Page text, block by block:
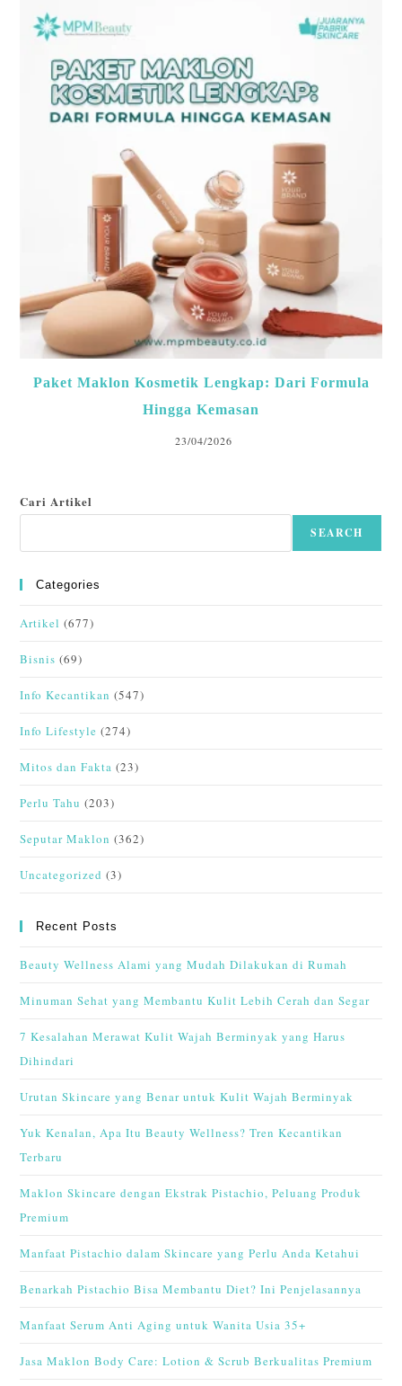
Paket Maklon Kosmetik Lengkap: Dari Formula
Hingga Kemasan
23/04/2026
Cari Artikel
SEARCH
Categories
Artikel (677)
Bisnis (69)
Info Kecantikan (547)
Info Lifestyle (274)
Mitos dan Fakta (23)
Perlu Tahu (203)
Seputar Maklon (362)
Uncategorized (3)
Recent Posts
Beauty Wellness Alami yang Mudah Dilakukan di Rumah
Minuman Sehat yang Membantu Kulit Lebih Cerah dan Segar
7 Kesalahan Merawat Kulit Wajah Berminyak yang Harus
Dihindari
Urutan Skincare yang Benar untuk Kulit Wajah Berminyak
Yuk Kenalan, Apa Itu Beauty Wellness? Tren Kecantikan
Terbaru
Maklon Skincare dengan Ekstrak Pistachio, Peluang Produk
Premium
Manfaat Pistachio dalam Skincare yang Perlu Anda Ketahui
Benarkah Pistachio Bisa Membantu Diet? Ini Penjelasannya
Manfaat Serum Anti Aging untuk Wanita Usia 35+
Jasa Maklon Body Care: Lotion & Scrub Berkualitas Premium